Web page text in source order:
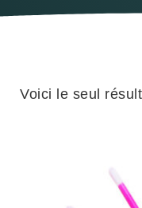
Voici le seul